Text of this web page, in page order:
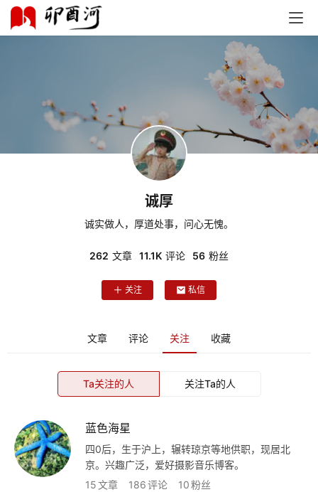
诚厚
诚实做人，厚道处事，问心无愧。
262 文章 11.1K 评论 56 粉丝
关注 私信
文章 评论 关注 收藏
Ta关注的人 关注Ta的人
蓝色海星
四0后，生于沪上，辗转琼京等地供职，现居北
京。兴趣广泛，爱好摄影音乐博客。
15文章 186评论 10粉丝